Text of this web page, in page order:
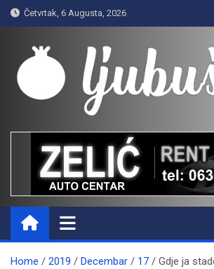
Skip
to
content
Četvrtak, 6 Augusta, 2026
Ljubušaci
Svom voljenom gradu
Home 2019 Decembar 17 Gdje ja